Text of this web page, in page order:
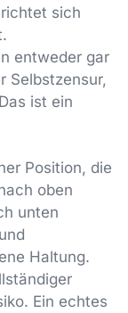
sich
entweder gar
Selbstzensur,
ist ein
Position, die
oben
unten
Haltung.
Ein echtes